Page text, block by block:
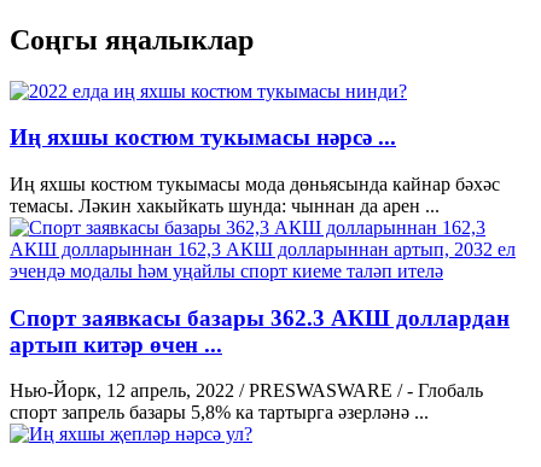
Соңгы яңалыклар
Иң яхшы костюм тукымасы нәрсә ...
Иң яхшы костюм тукымасы мода дөньясында кайнар бәхәс
темасы. Ләкин хакыйкать шунда: чыннан да арен ...
Спорт заявкасы базары 362.3 АКШ доллардан
артып китәр өчен ...
Нью-Йорк, 12 апрель, 2022 / PRESWASWARE / - Глобаль
спорт запрель базары 5,8% ка тартырга әзерләнә ...